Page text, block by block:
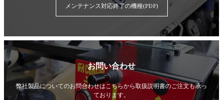
メンテナンス対応終了の機種(PDF)
お問い合わせ
弊社製品についてのお問合わせはこちらから取扱説明書のご注文も承っ
ております。